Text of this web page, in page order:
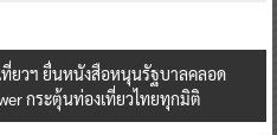
ยวฯ ยื่นหนังสือหนุนรัฐบาลคลอด
กระตุ้นท่องเที่ยวไทยทุกมิติ